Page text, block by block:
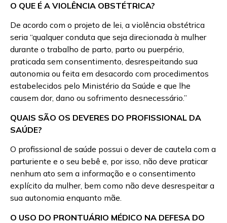
O QUE É A VIOLÊNCIA OBSTÉTRICA?
De acordo com o projeto de lei, a violência obstétrica
seria “qualquer conduta que seja direcionada à mulher
durante o trabalho de parto, parto ou puerpério,
praticada sem consentimento, desrespeitando sua
autonomia ou feita em desacordo com procedimentos
estabelecidos pelo Ministério da Saúde e que lhe
causem dor, dano ou sofrimento desnecessário.”
QUAIS SÃO OS DEVERES DO PROFISSIONAL DA
SAÚDE?
O profissional de saúde possui o dever de cautela com a
parturiente e o seu bebê e, por isso, não deve praticar
nenhum ato sem a informação e o consentimento
explícito da mulher, bem como não deve desrespeitar a
sua autonomia enquanto mãe.
O USO DO PRONTUÁRIO MÉDICO NA DEFESA DO